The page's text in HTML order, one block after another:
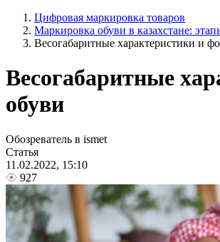
Цифровая маркировка товаров
Маркировка обуви в казахстане:
Весогабаритные характеристики и
Весогабаритные
обуви
Обозреватель в ismet
Статья
11.02.2022, 15:10
927